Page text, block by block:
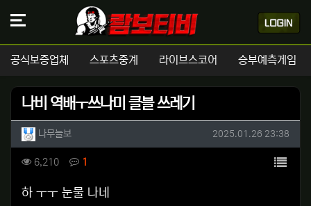
공식보증업체 스포츠중계 라이브스코어 승부예측게임
나비 역배ㅜ쓰나미 클블 쓰레기
작성자 정보
나무늘보 작성일
2025.01.26 23:38
컨텐츠 정보
6,210조회 1 목록
본문
하 ㅜㅜ 눈물 나네